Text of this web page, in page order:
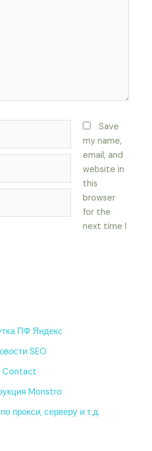
Save
my name,
email, and
website in
this
browser
for the
next time I
ПФ Яндекс
SEO
Contact
Monstro
прокси, серверу и т.д.